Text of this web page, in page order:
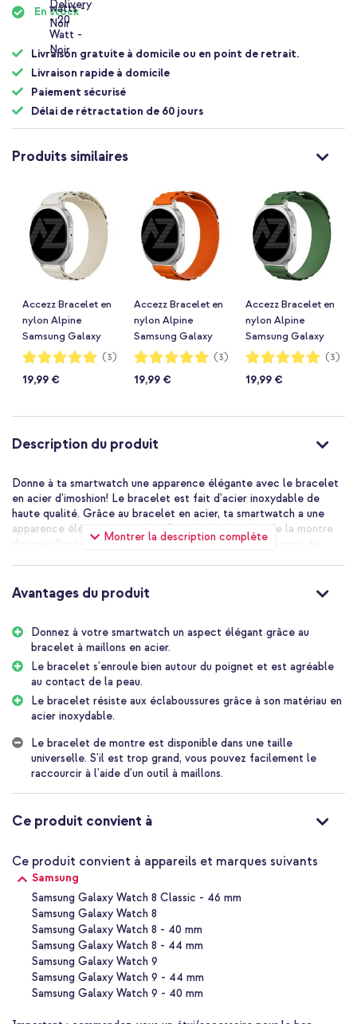
En stock
Livraison gratuite à domicile ou en point de retrait.
Livraison rapide à domicile
Paiement sécurisé
Délai de rétractation de 60 jours
Produits similaires
Accezz Bracelet en
nylon Alpine
Samsung Galaxy
Watch 9
8 (40/44mm) /
Lumière stellaire
Notation:
100%
(3)
19,99 €
Accezz Bracelet en
nylon Alpine
Samsung Galaxy
Watch 9
8 (40/44mm) /
Orange
Notation:
100%
(3)
19,99 €
Accezz Bracelet en
nylon Alpine
Samsung Galaxy
Watch 9
8 (40/44mm) /
Olive Green
Notation:
100%
(3)
19,99 €
Description du produit
Montrer la description complète
Donne à ta smartwatch une apparence élégante avec le bracelet
en acier d'imoshion! Le bracelet est fait d'acier inoxydable de
haute qualité. Grâce au bracelet en acier, ta smartwatch a une
apparence élégante et stylée. De plus, le bracelet de la montre
dispose d'une fermeture papillon pratique. Cela te permet de
Acier inoxydable de haute qualité
Le bracelet en acier d'imoshion est un bracelet de montre élégant
qualité. Le bracelet en acier inoxydable s'adapte bien à ton
poignet et est agréable sur ta peau. Grâce à l'acier inoxydable, le
bracelet est résistant à l'eau éclaboussée et donc résistant à la
pluie.
Fermeture papillon pratique
Le bracelet dispose d'une fermeture papillon pratique. Cela te
permet de mettre et d'enlever facilement ta smartwatch. La
fermeture se compose de deux charnières qui se déploient,
comme un papillon qui déploie ses ailes. Lorsque tu veux mettre la
ce qui te permet de détacher facilement le bracelet.
Le bracelet en acier d'imoshion est facile à fixer à ta smartwatch.
Place ta smartwatch avec l'écran vers le bas sur une surface
propre, par exemple un chiffon propre. Ensuite, tu détaches
l'ancien bracelet et tu fixes facilement le nouveau bracelet.
Pourquoi le bracelet en acier d'imoshion?
Fabriqué en acier inoxydable de haute qualité
Donne à ta smartwatch une apparence élégante
Avantages du produit
Donnez à votre smartwatch un aspect élégant grâce au
bracelet à maillons en acier.
Le bracelet s'enroule bien autour du poignet et est agréable
au contact de la peau.
Le bracelet résiste aux éclaboussures grâce à son matériau en
acier inoxydable.
Le bracelet de montre est disponible dans une taille
universelle. S'il est trop grand, vous pouvez facilement le
raccourcir à l'aide d'un outil à maillons.
Ce produit convient à
Ce produit convient à appareils et marques suivants
Samsung
Samsung Galaxy Watch 8 Classic - 46 mm
Samsung Galaxy Watch 8
Samsung Galaxy Watch 8 - 40 mm
Samsung Galaxy Watch 8 - 44 mm
Samsung Galaxy Watch 9
Samsung Galaxy Watch 9 - 44 mm
Samsung Galaxy Watch 9 - 40 mm